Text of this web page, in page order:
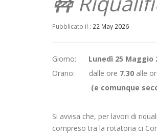
Pubblicato il : 22 May 2026
Giorno: Lunedì 25 Maggio
Orario: dalle ore 7.30 alle
(e comunque
Si avvisa che, per lavori di
compreso tra la rotatoria ci